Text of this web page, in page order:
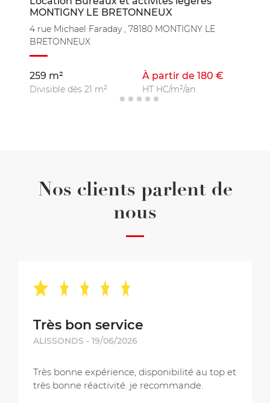
MONTIGNY LE BRETONNEUX
4 rue Michael Faraday , 78180 MONTIGNY LE
BRETONNEUX
259 m²
Divisible dès 21 m²
À partir de 180 €
HT HC/m²/an
Nos clients parlent de
nous
Très bon service
ALISSONDS - 19/06/2026
Très bonne expérience, disponibilité au top et
très bonne réactivité. je recommande.